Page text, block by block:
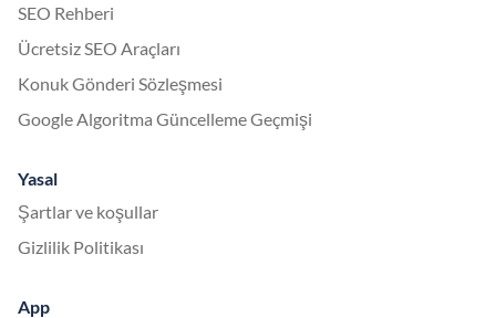
SEO Rehberi
Ücretsiz SEO Araçları
Konuk Gönderi Sözleşmesi
Google Algoritma Güncelleme Geçmişi
Yasal
Şartlar ve koşullar
Gizlilik Politikası
App